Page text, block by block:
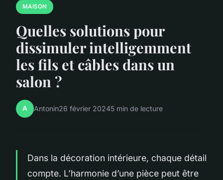
MAISON
Quelles solutions pour
dissimuler intelligemment
les fils et câbles dans un
salon ?
A Antonin26 février 20245 min de lecture
Dans la décoration intérieure, chaque détail
compte. L’harmonie d’une pièce peut être